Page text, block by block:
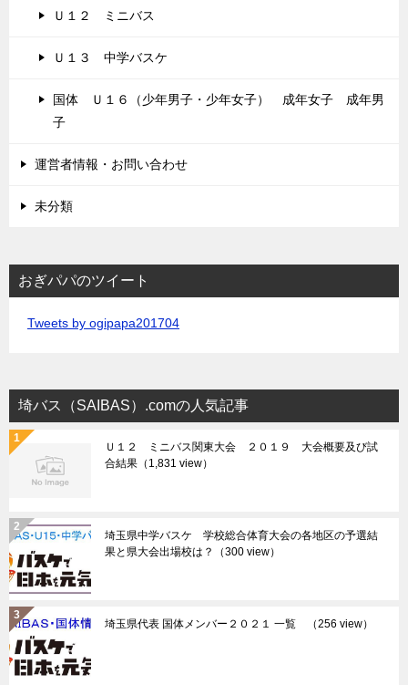
Ｕ１２ ミニバス
Ｕ１３ 中学バスケ
国体 Ｕ１６（少年男子・少年女子） 成年女子 成年男
子
運営者情報・お問い合わせ
未分類
おぎパパのツイート
Tweets by ogipapa201704
埼バス（SAIBAS）.comの人気記事
Ｕ１２ ミニバス関東大会 ２０１９ 大会概要及び試
合結果 （1,831 view）
埼玉県中学バスケ 学校総合体育大会の各地区の予選結
果と県大会出場校は？
（300 view）
埼玉県代表 国体メンバー２０２１ 一覧 （256 view）